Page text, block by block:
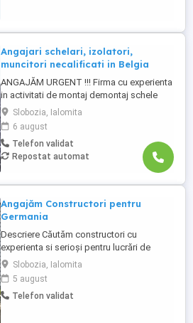
Angajari schelari, izolatori,
muncitori necalificati in Belgia
ANGAJĂM URGENT !!! Firma cu experienta
in activitati de montaj demontaj schele
industriale si izolatii industriale in rafinarii,
combinate petrochimice, otelarii, ofera
locuri de munca in Belgia pentru: - schelari
muncitori necalificati pentru activitatea de
montaj demontaj schele industriale; -
Slobozia, Ialomita
6 august
Telefon validat
Repostat automat
Angajăm Constructori pentru
Germania
Descriere Căutăm constructori cu
experienta si serioși pentru lucrări de
constructie în Germania, atat calificati cat
si ajutor ucenic ! Lucrări: Termoizolatii
Fatade Polistiren, Renovari interioare,
Placari Klinker, Zidarii Oferim: salariu
Slobozia, Ialomita
5 august
Telefon validat